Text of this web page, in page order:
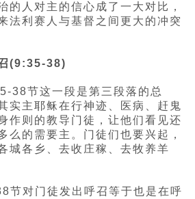
的人对主的信心成了一大对比，
法利赛人与基督之间更大的冲突
(9:35-38)
38节这一段是第三段落的总
实主耶稣在行神迹、医病、赶鬼
作则的教导门徒，让他们看见还
么的需要主。门徒们也要兴起，
城各乡、去收庄稼、去牧养羊
节对门徒发出呼召等于也是在呼